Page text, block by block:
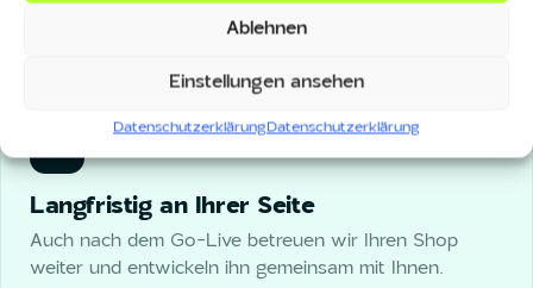
Ablehnen
Einstellungen ansehen
DatenschutzerklärungDatenschutzerklärung
Klare Kommunikation und faire Angebote.
Langfristig an Ihrer Seite
Auch nach dem Go-Live betreuen wir Ihren Shop
weiter und entwickeln ihn gemeinsam mit Ihnen.